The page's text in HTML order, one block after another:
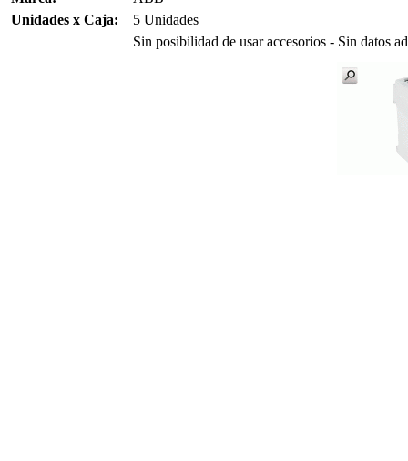
Unidades x Caja:
5 Unidades
Sin posibilidad de usar accesorios - Sin datos